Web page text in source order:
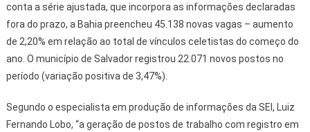
conta a série ajustada, que incorpora as informações declaradas
fora do prazo, a Bahia preencheu 45.138 novas vagas – aumento
de 2,20% em relação ao total de vínculos celetistas do começo do
ano. O município de Salvador registrou 22.071 novos postos no
período (variação positiva de 3,47%).
Segundo o especialista em produção de informações da SEI, Luiz
Fernando Lobo, “a geração de postos de trabalho com registro em